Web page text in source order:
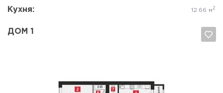
Кухня: 12.66 м 2
ДОМ 1